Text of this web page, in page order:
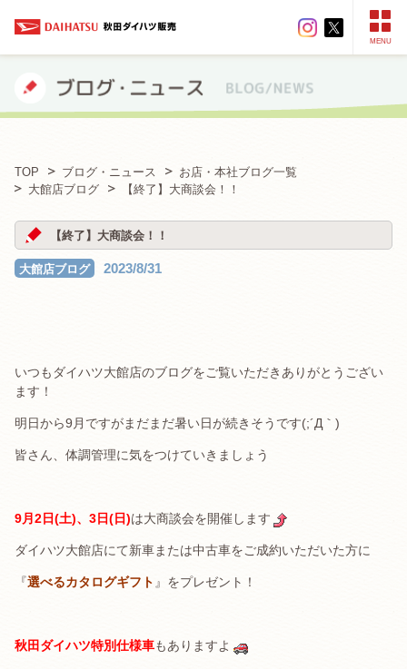
MENU
TOP ブログ・ニュース
お店・本社ブログ一覧
大館店ブログ
【終了】大商談会！！
【終了】大商談会！！
大館店ブログ 2023/8/31
いつもダイハツ大館店のブログをご覧いただきありがとうござい
ます！
明日から9月ですがまだまだ暑い日が続きそうです(;´Д｀)
皆さん、体調管理に気をつけていきましょう
9月2日(土)、3日(日)は大商談会を開催します
ダイハツ大館店にて新車または中古車をご成約いただいた方に
『選べるカタログギフト』をプレゼント！
秋田ダイハツ特別仕様車もありますよ